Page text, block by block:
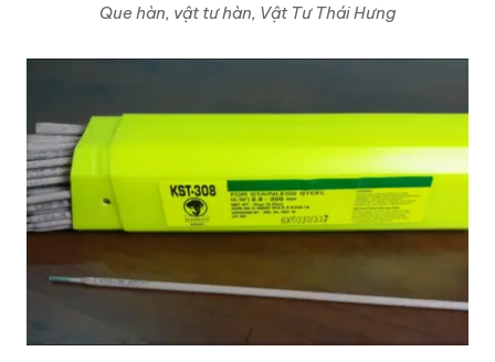
Que hàn, vật tư hàn, Vật Tư Thái Hưng